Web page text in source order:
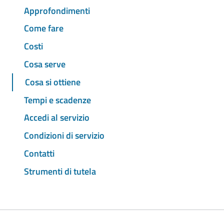
Approfondimenti
Come fare
Costi
Cosa serve
Cosa si ottiene
Tempi e scadenze
Accedi al servizio
Condizioni di servizio
Contatti
Strumenti di tutela